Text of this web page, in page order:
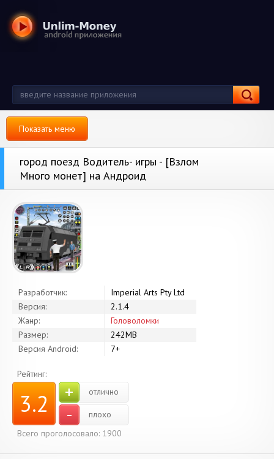
Показать меню
город поезд Водитель- игры - [Взлом
Много монет] на Андроид
Разработчик:
Imperial Arts Pty Ltd
Версия:
2.1.4
Жанр:
Головоломки
Размер:
242MB
Версия Android:
7+
Рейтинг:
3.2 + отлично
-
плохо
Всего проголосовало: 1900